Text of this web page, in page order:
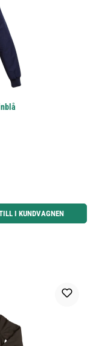
att öka eller minska kvantiteten.
I KUNDVAGNEN